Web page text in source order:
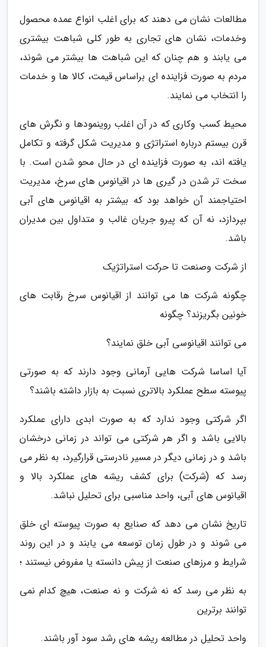
مطالعات نشان می دهند که برای اغلب انواع عمده محصول
وخدمات، نشان های تجاری به طور کلی شباهت بیشتری
می یابند و هم چنان که این شباهت ها بیشتر می شوند،
مردم به صورت فزاینده ای براساس قیمت، کالا ها و خدمات
را انتخاب می نمایند.
محیط کسب وکاری که در آن اغلب روینمودها و نگرش های
قرن بیستم درباره استراتژی و مدیریت شکل گرفته و تکامل
یافته اند، به صورت فزاینده ای در حال محو شدن است. با
سخت تر شدن در گیری ها در اقیانوس های سرخ، مدیریت
احتیاجمند آن خواهد بود که بیشتر به اقیانوس های آبی
بپردازد، نه آن که پیرو جریان غالب و متداول بین مدیران
باشد.
از شرکت وصنعت تا حرکت استراتژیک
چگونه شرکت ها می توانند از اقیانوس سرخ رقابت های
خونین بگریزند؟ چگونه
می توانند اقیانوسی آبی خلق نمایند؟
آیا اساسا شرکت هایی آرمانی وجود دارند که به صورتی
پیوسته سطح عملکرد بالاتری نسبت به بازار داشته باشند؟
اگر شرکتی وجود ندارد که به صورت ابدی دارای عملکرد
بالایی باشد و اگر هر شرکتی می تواند در زمانی درخشان
باشد و در زمانی دیگر در مسیر نادرستی قرارگیرد، به نظر می
رسد که (شرکت) برای کشف ریشه های عملکرد بالا و
اقیانوس های آبی، واحد مناسبی برای تحلیل نباشد.
تاریخ نشان می دهد که صنایع به صورت پیوسته ای خلق
می شوند و در طول زمان توسعه می یابند و در این روند
شرایط و مرزهای صنعت از پیش دانسته یا مفروض نیستند ؛
به نظر می رسد که نه شرکت و نه صنعت، هیچ کدام نمی
توانند برترین
واحد تحلیل در مطالعه ریشه های رشد سود آور باشند.